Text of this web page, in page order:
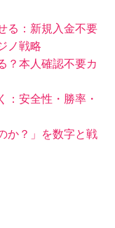
る：新規入金不要
ノ戦略
？本人確認不要カ
：安全性・勝率・
か？」を数字と戦